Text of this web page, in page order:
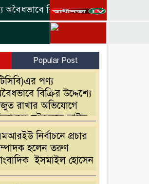
বিক্রির উদ্দেশ্যে মজুত রাখার
Popular Post
পণ্য
বিক্রির উদ্দেশ্যে
রাখার অভিযোগে
দুইজনকে আটক
নির্বাচনে প্রচার
হলেন তরুণ
ইসমাইল হোসেন